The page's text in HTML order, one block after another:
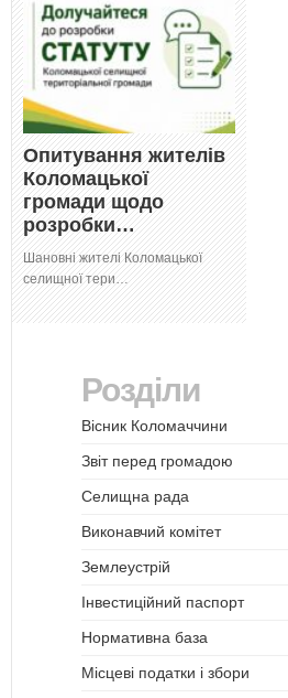
Опитування жителів
Коломацької
громади щодо
розробки…
Шановні жителі Коломацької
селищної тери…
Розділи
Вісник Коломаччини
Звіт перед громадою
Селищна рада
Виконавчий комітет
Землеустрій
Інвестиційний паспорт
Нормативна база
Місцеві податки і збори